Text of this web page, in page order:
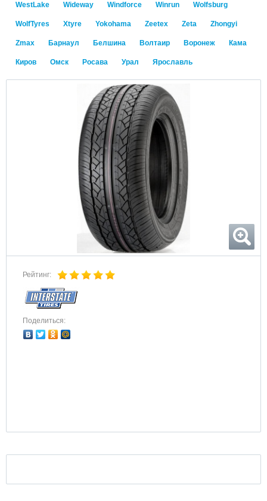
WestLake Wideway Windforce Winrun Wolfsburg
WolfTyres Xtyre Yokohama Zeetex Zeta Zhongyi
Zmax Барнаул Белшина Волтаир Воронеж Кама
Киров Омск Росава Урал Ярославль
Рейтинг:
Поделиться: